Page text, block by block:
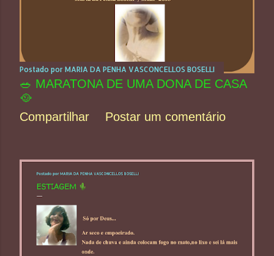
Postado por MARIA DA PENHA VASCONCELLOS BOSELLI
🥗 MARATONA DE UMA DONA DE CASA
🥘
Compartilhar
Postar um comentário